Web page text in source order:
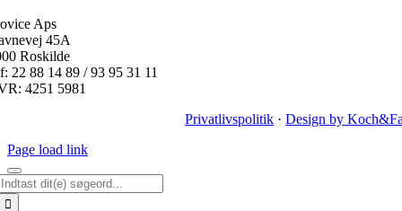
Aps
45A
Roskilde
22 88 14 89 / 93 95 31 11
4251 5981
Privatlivspolitik ·Design by
Page load link